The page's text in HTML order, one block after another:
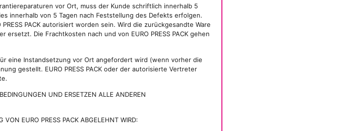
vor Ort, muss der Kunde schriftlich innerhalb 5
innerhalb von 5 Tagen nach Feststellung des Defekts erfolgen.
PACK autorisiert worden sein. Wird die zurückgesandte Ware
Die Frachtkosten nach und von EURO PRESS PACK gehen
eine Instandsetzung vor Ort angefordert wird (wenn vorher die
gestellt. EURO PRESS PACK oder der autorisierte Vertreter
UND ERSETZEN ALLE ANDEREN
EURO PRESS PACK ABGELEHNT WIRD: